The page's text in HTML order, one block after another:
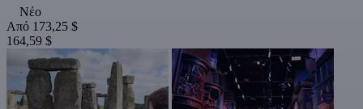
Νέο
Από 173,25 $
164,59 $